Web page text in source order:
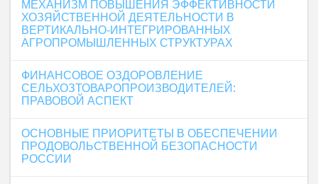
МЕХАНИЗМ ПОВЫШЕНИЯ ЭФФЕКТИВНОСТИ
ХОЗЯЙСТВЕННОЙ ДЕЯТЕЛЬНОСТИ В
ВЕРТИКАЛЬНО-ИНТЕГРИРОВАННЫХ
АГРОПРОМЫШЛЕННЫХ СТРУКТУРАХ
ФИНАНСОВОЕ ОЗДОРОВЛЕНИЕ
СЕЛЬХОЗТОВАРОПРОИЗВОДИТЕЛЕЙ:
ПРАВОВОЙ АСПЕКТ
ОСНОВНЫЕ ПРИОРИТЕТЫ В ОБЕСПЕЧЕНИИ
ПРОДОВОЛЬСТВЕННОЙ БЕЗОПАСНОСТИ
РОССИИ